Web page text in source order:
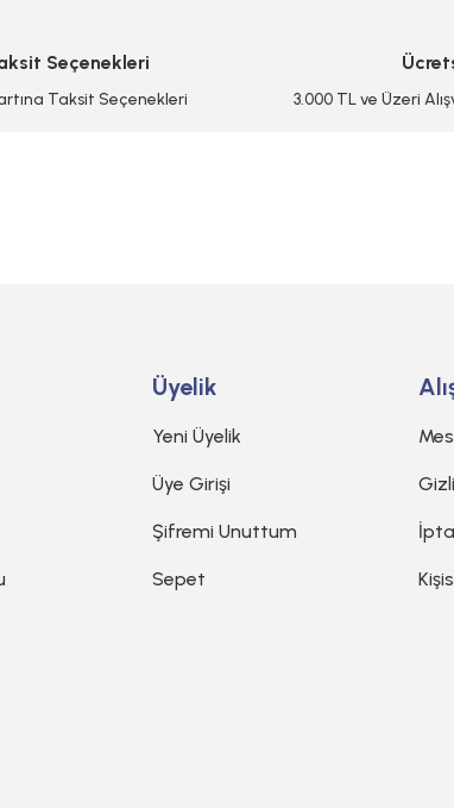
Seçenekleri
Taksit Seçenekleri 3.000 TL ve Üzeri
Üyelik
Yeni Üyelik
Üye Girişi
Şifremi Unuttum
Sepet